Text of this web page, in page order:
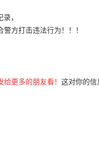
，
警方打击违法行为！！！
更多的朋友看！ 这对你的信